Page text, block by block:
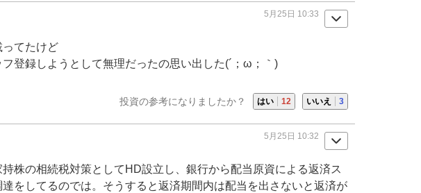
5月25日 10:33
ってたけど
登録しようとして無理だったの思い出した(´；ω；｀)
投資の参考になりましたか？ はい 12 いいえ 3
5月25日 10:32
株の相続税対策としてHD設立し、 銀行から配当原資による返済ス
をしてるのでは。そうすると返済期間内は配当を出さないと返済が